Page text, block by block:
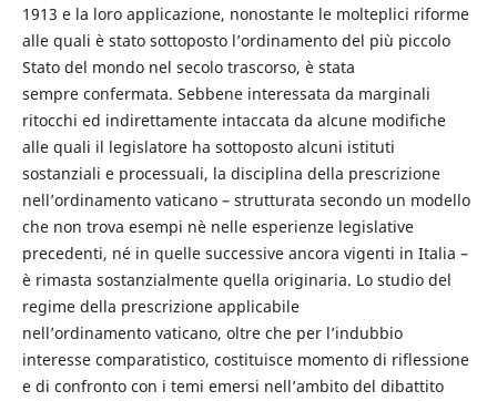
1913 e la loro applicazione, nonostante le molteplici riforme
alle quali è stato sottoposto l’ordinamento del più piccolo
Stato del mondo nel secolo trascorso, è stata
sempre confermata. Sebbene interessata da marginali
ritocchi ed indirettamente intaccata da alcune modifiche
alle quali il legislatore ha sottoposto alcuni istituti
sostanziali e processuali, la disciplina della prescrizione
nell’ordinamento vaticano – strutturata secondo un modello
che non trova esempi nè nelle esperienze legislative
precedenti, né in quelle successive ancora vigenti in Italia –
è rimasta sostanzialmente quella originaria. Lo studio del
regime della prescrizione applicabile
nell’ordinamento vaticano, oltre che per l’indubbio
interesse comparatistico, costituisce momento di riflessione
e di confronto con i temi emersi nell’ambito del dibattito